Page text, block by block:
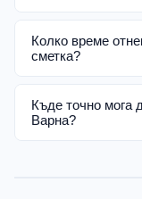
Колко време
сметка?
Къде точно мога
Варна?